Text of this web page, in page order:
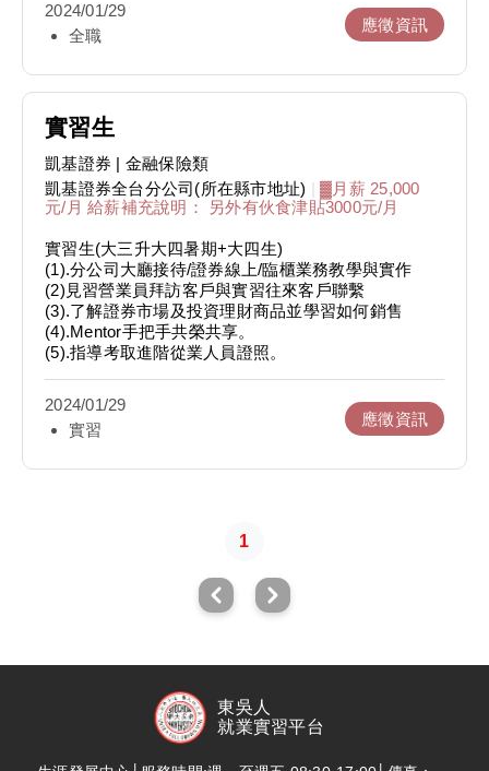
2024/01/29
全職
應徵資訊
實習生
凱基證券 | 金融保險類
凱基證券全台分公司(所在縣市地址)
▓月薪 25,000
元/月 給薪補充說明： 另外有伙食津貼3000元/月
實習生(大三升大四暑期+大四生)
(1).分公司大廳接待/證券線上/臨櫃業務教學與實作
(2)見習營業員拜訪客戶與實習往來客戶聯繫
(3).了解證券市場及投資理財商品並學習如何銷售
(4).Mentor手把手共榮共享。
(5).指導考取進階從業人員證照。
2024/01/29
實習
應徵資訊
1
東吳人
就業實習平台